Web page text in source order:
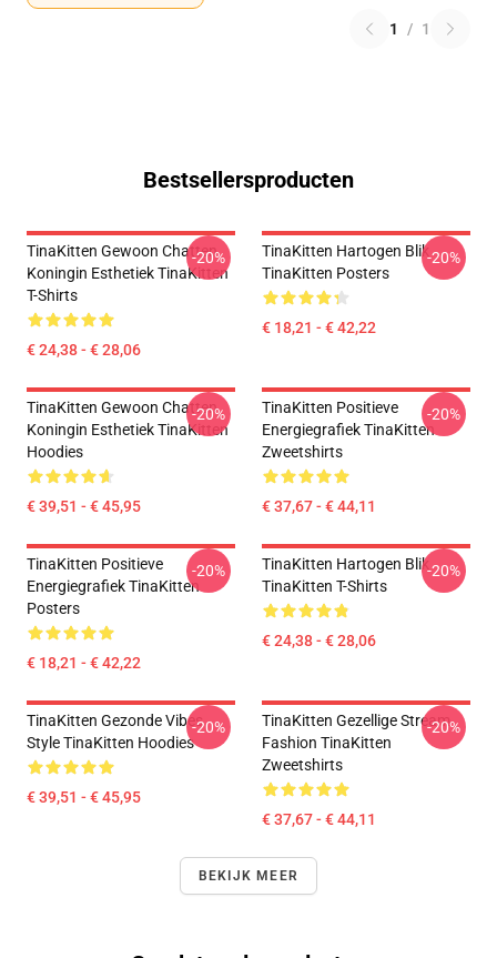
1 / 1
Bestsellersproducten
TinaKitten Gewoon Chatten
Koningin Esthetiek TinaKitten
T-Shirts
€ 24,38 - € 28,06
-20%
TinaKitten Hartogen Blik
TinaKitten Posters
€ 18,21 - € 42,22
-20%
TinaKitten Gewoon Chatten
Koningin Esthetiek TinaKitten
Hoodies
€ 39,51 - € 45,95
-20%
TinaKitten Positieve
Energiegrafiek TinaKitten
Zweetshirts
€ 37,67 - € 44,11
-20%
TinaKitten Positieve
Energiegrafiek TinaKitten
Posters
€ 18,21 - € 42,22
-20%
TinaKitten Hartogen Blik
TinaKitten T-Shirts
€ 24,38 - € 28,06
-20%
TinaKitten Gezonde Vibes
Style TinaKitten Hoodies
€ 39,51 - € 45,95
-20%
TinaKitten Gezellige Stream
Fashion TinaKitten
Zweetshirts
€ 37,67 - € 44,11
-20%
BEKIJK MEER